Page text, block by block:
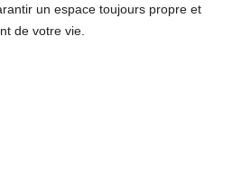
un espace toujours propre et
de votre vie.